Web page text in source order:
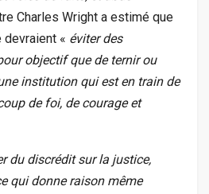
Charles Wright a estimé que
devraient « éviter des
objectif que de ternir ou
institution qui est en train de
de foi, de courage et
du discrédit sur la justice,
qui donne raison même